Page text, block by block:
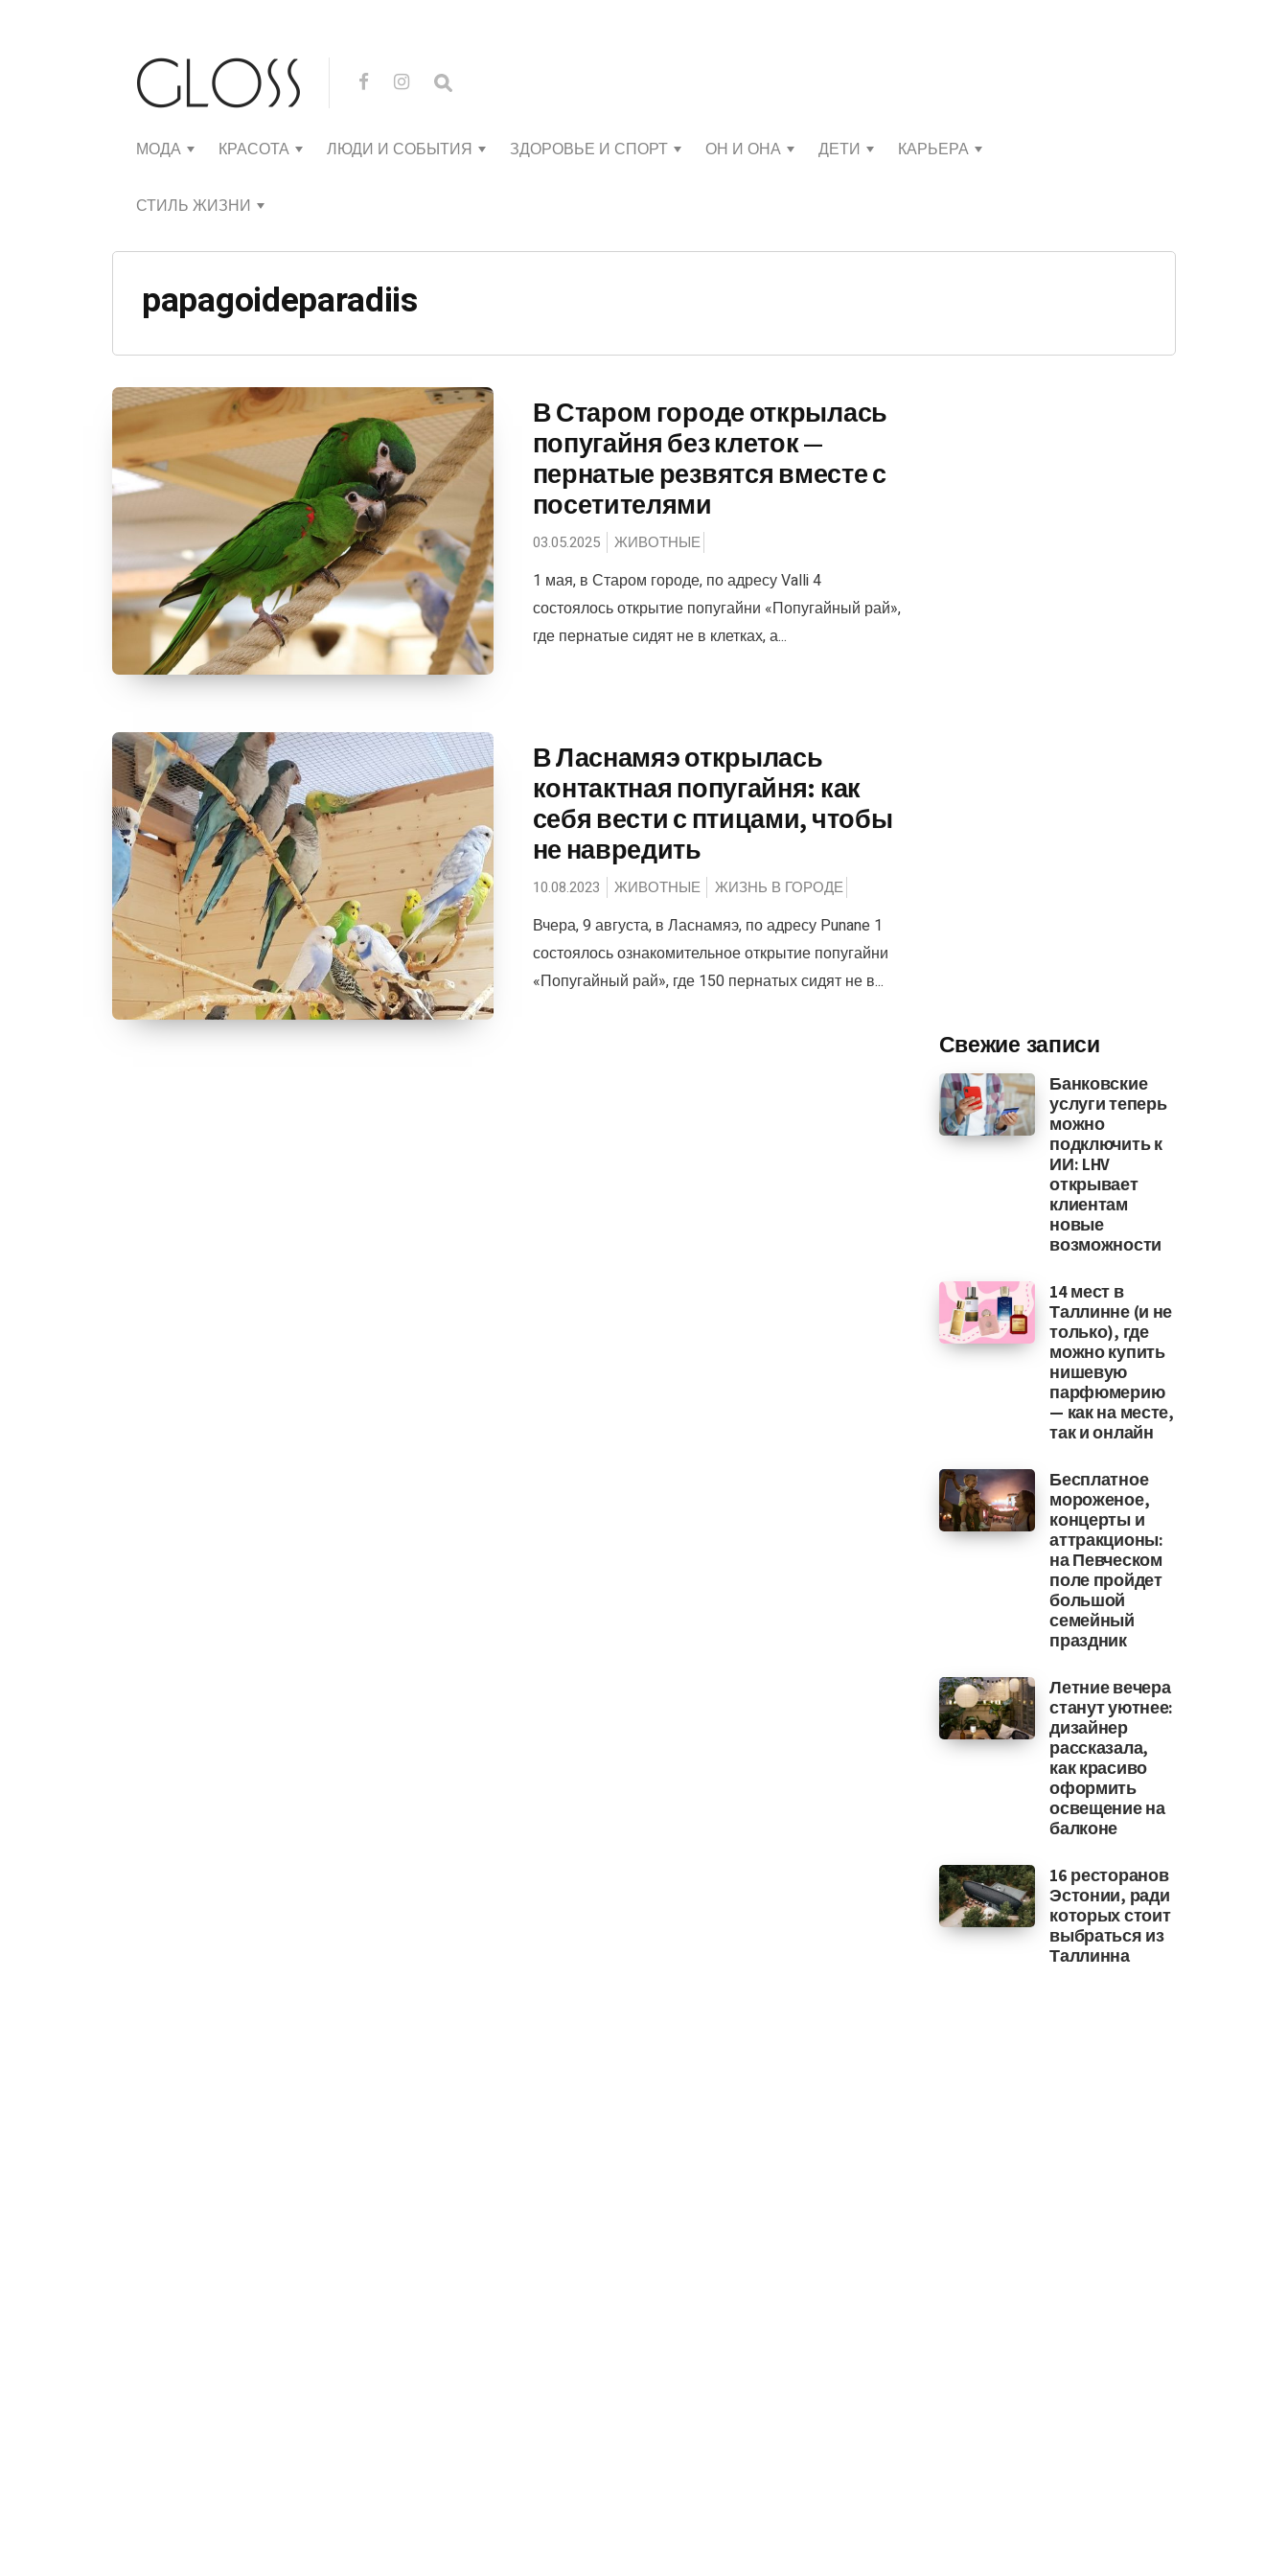
МОДА КРАСОТА ЛЮДИ И СОБЫТИЯ ЗДОРОВЬЕ И СПОРТ ОН И ОНА ДЕТИ КАРЬЕРА
СТИЛЬ ЖИЗНИ
papagoideparadiis
В Старом городе открылась
попугайня без клеток —
пернатые резвятся вместе с
посетителями
03.05.2025 ЖИВОТНЫЕ
1 мая, в Старом городе, по адресу Valli 4
состоялось открытие попугайни «Попугайный рай»,
где пернатые сидят не в клетках, а...
В Ласнамяэ открылась
контактная попугайня: как
себя вести с птицами, чтобы
не навредить
10.08.2023 ЖИВОТНЫЕ ЖИЗНЬ В ГОРОДЕ
Вчера, 9 августа, в Ласнамяэ, по адресу Punane 1
состоялось ознакомительное открытие попугайни
«Попугайный рай», где 150 пернатых сидят не в...
Свежие записи
Банковские
услуги теперь
можно
подключить к
ИИ: LHV
открывает
клиентам
новые
возможности
14 мест в
Таллинне (и не
только), где
можно купить
нишевую
парфюмерию
— как на месте,
так и онлайн
Бесплатное
мороженое,
концерты и
аттракционы:
на Певческом
поле пройдет
большой
семейный
праздник
Летние вечера
станут уютнее:
дизайнер
рассказала,
как красиво
оформить
освещение на
балконе
16 ресторанов
Эстонии, ради
которых стоит
выбраться из
Таллинна